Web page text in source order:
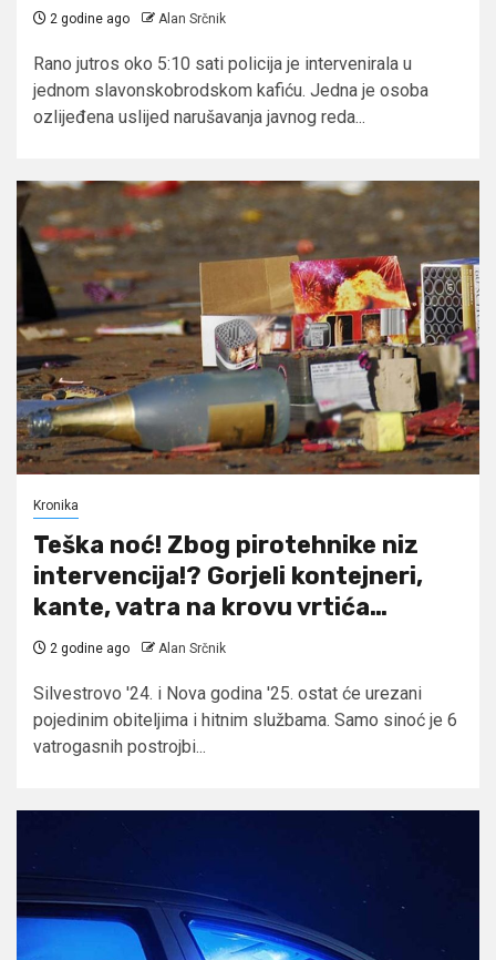
2 godine ago Alan Srčnik
Rano jutros oko 5:10 sati policija je intervenirala u
jednom slavonskobrodskom kafiću. Jedna je osoba
ozlijeđena uslijed narušavanja javnog reda...
Kronika
Teška noć! Zbog pirotehnike niz
intervencija!? Gorjeli kontejneri,
kante, vatra na krovu vrtića…
2 godine ago Alan Srčnik
Silvestrovo '24. i Nova godina '25. ostat će urezani
pojedinim obiteljima i hitnim službama. Samo sinoć je 6
vatrogasnih postrojbi...